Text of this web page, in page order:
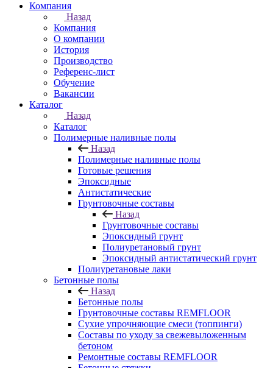
Компания
Назад
Компания
О компании
История
Производство
Референс-лист
Обучение
Вакансии
Каталог
Назад
Каталог
Полимерные наливные полы
Назад
Полимерные наливные полы
Готовые решения
Эпоксидные
Антистатические
Грунтовочные составы
Назад
Грунтовочные составы
Эпоксидный грунт
Полиуретановый грунт
Эпоксидный антистатический грунт
Полиуретановые лаки
Бетонные полы
Назад
Бетонные полы
Грунтовочные составы REMFLOOR
Сухие упрочняющие смеси (топпинги)
Составы по уходу за свежевыложенным
бетоном
Ремонтные составы REMFLOOR